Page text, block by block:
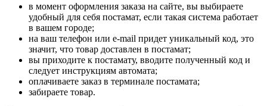
в момент оформления заказа на сайте, вы выбираете
удобный для себя постамат, если такая система работает
в вашем городе;
на ваш телефон или e-mail придет уникальный код, это
значит, что товар доставлен в постамат;
вы приходите к постамату, вводите полученный код и
следует инструкциям автомата;
оплачиваете заказ в терминале постамата;
забираете товар.